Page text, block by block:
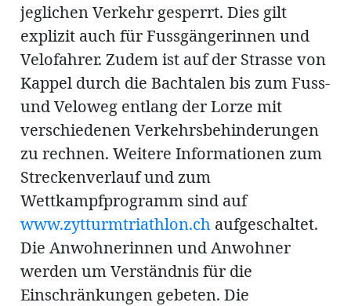
jeglichen Verkehr gesperrt. Dies gilt
explizit auch für Fussgängerinnen und
Velofahrer. Zudem ist auf der Strasse von
Kappel durch die Bachtalen bis zum Fuss-
und Veloweg entlang der Lorze mit
verschiedenen Verkehrsbehinderungen
zu rechnen. Weitere Informationen zum
Streckenverlauf und zum
Wettkampfprogramm sind auf
www.zytturmtriathlon.ch aufgeschaltet.
Die Anwohnerinnen und Anwohner
werden um Verständnis für die
Einschränkungen gebeten. Die